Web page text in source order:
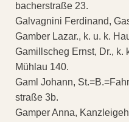
bacherstraße 23.
Galvagnini Ferdinand,
Gamber Lazar., k. u. k.
Gamillscheg Ernst, Dr., k.
Mühlau 140.
Gaml Johann,
straße 3b.
Gamper Anna,